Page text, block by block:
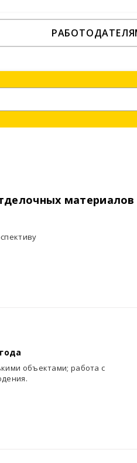
материалов
объектами; работа с